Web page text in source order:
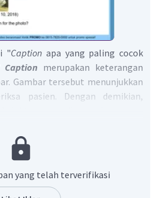
"Caption apa yang paling cocok
Caption merupakan keterangan
Gambar tersebut menunjukkan
pasien. Dengan demikian,
yang telah terverifikasi